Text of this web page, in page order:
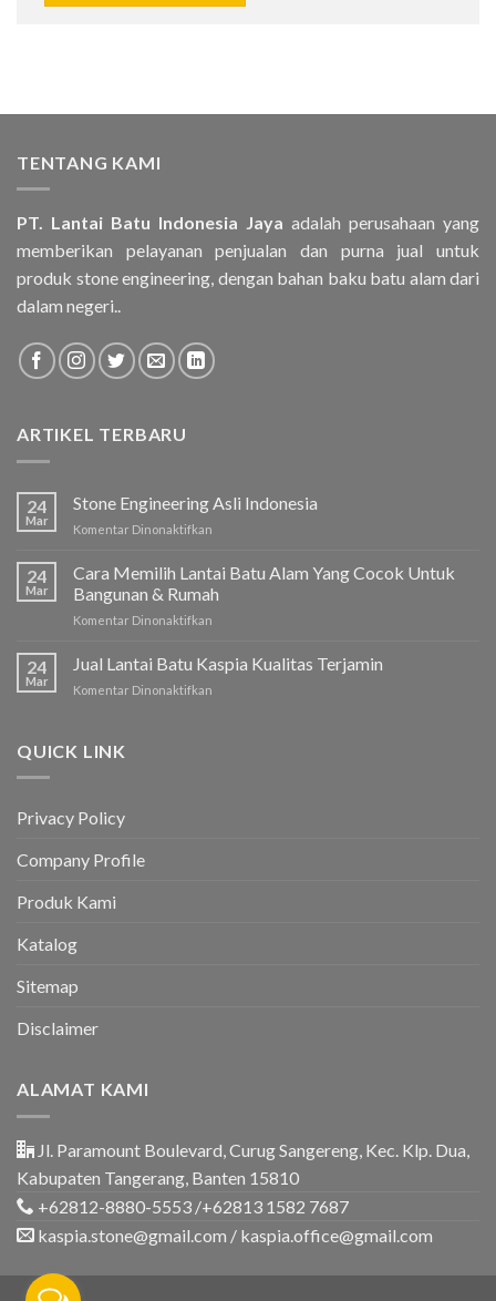
TENTANG KAMI
PT. Lantai Batu Indonesia Jaya adalah perusahaan yang
memberikan pelayanan penjualan dan purna jual untuk
produk stone engineering, dengan bahan baku batu alam dari
dalam negeri..
ARTIKEL TERBARU
24
Mar
Stone Engineering Asli Indonesia
Komentar Dinonaktifkan
Engineering
Indonesia
24
Mar
Cara Memilih Lantai Batu Alam Yang Cocok Untuk
Bangunan & Rumah
Komentar Dinonaktifkan
Memilih
Lantai
24
Mar
Jual Lantai Batu Kaspia Kualitas Terjamin
Komentar Dinonaktifkan
QUICK LINK
Privacy Policy
Company Profile
Produk Kami
Katalog
Sitemap
Disclaimer
ALAMAT KAMI
Jl. Paramount Boulevard, Curug Sangereng, Kec. Klp. Dua,
Kabupaten Tangerang, Banten 15810
+62812-8880-5553 /+62813 1582 7687
kaspia.stone@gmail.com / kaspia.office@gmail.com